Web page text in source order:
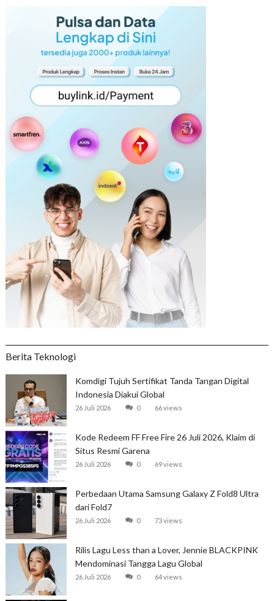
Berita Teknologi
Komdigi Tujuh Sertifikat Tanda Tangan Digital
Indonesia Diakui Global
26 Juli 2026 0 66 views
Kode Redeem FF Free Fire 26 Juli 2026, Klaim di
Situs Resmi Garena
26 Juli 2026 0 69 views
Perbedaan Utama Samsung Galaxy Z Fold8 Ultra
dari Fold7
26 Juli 2026 0 73 views
Rilis Lagu Less than a Lover, Jennie BLACKPINK
Mendominasi Tangga Lagu Global
26 Juli 2026 0 64 views